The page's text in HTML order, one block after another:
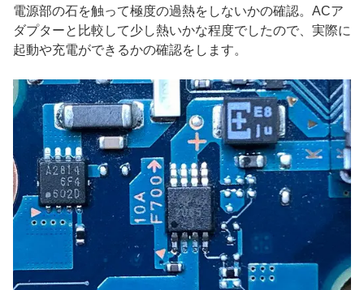
電源部の石を触って極度の過熱をしないかの確認。ACア
ダプターと比較して少し熱いかな程度でしたので、実際に
起動や充電ができるかの確認をします。